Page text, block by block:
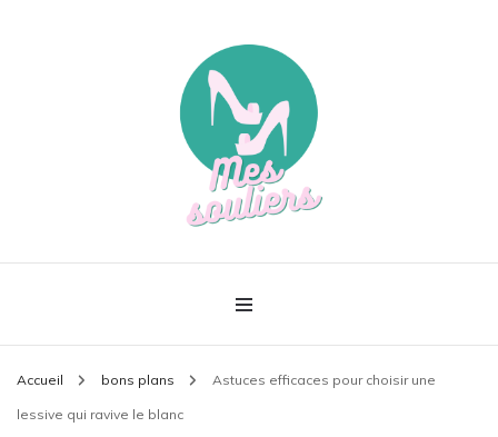
Mes souliers
Accueil bons plans Astuces efficaces pour choisir une
lessive qui ravive le blanc